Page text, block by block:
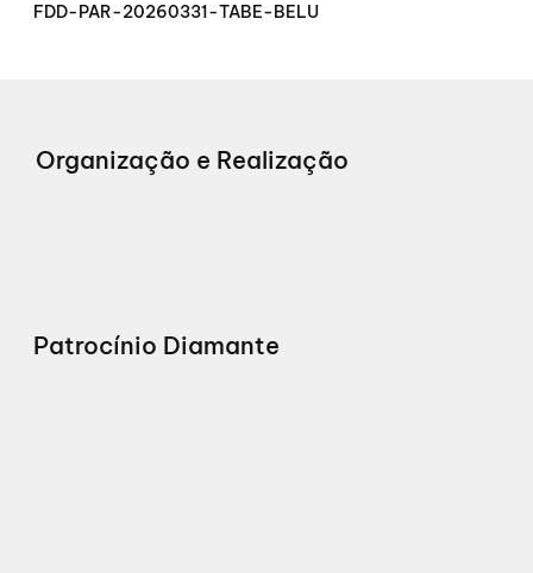
FDD-PAR-20260331-TABE-BELU
Organização e Realização
Patrocínio Diamante